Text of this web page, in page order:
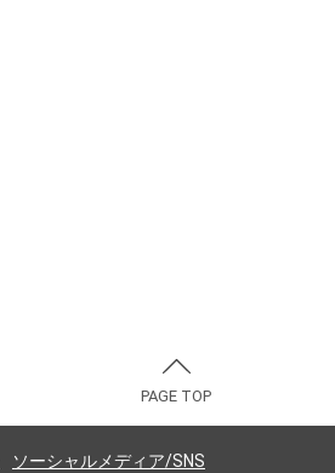
PAGE TOP
ソーシャルメディア/SNS